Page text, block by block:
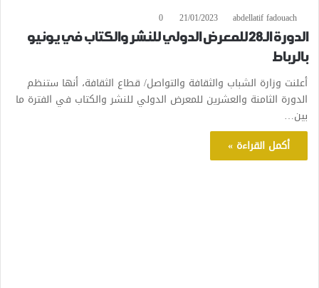
abdellatif fadouach
21/01/2023
0
الدورة الـ28 للمعرض الدولي للنشر والكتاب في يونيو
بالرباط
أعلنت وزارة الشباب والثقافة والتواصل/ قطاع الثقافة، أنها ستنظم
الدورة الثامنة والعشرين للمعرض الدولي للنشر والكتاب في الفترة ما
بين…
أكمل القراءة »